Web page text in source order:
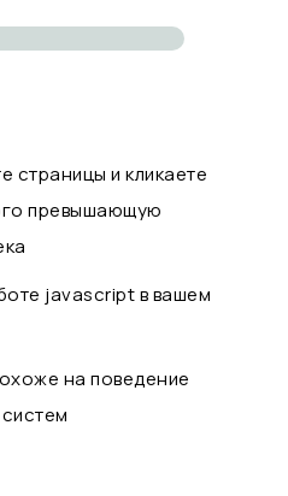
страницы и кликаете
превышающую
javascript в вашем
на поведение